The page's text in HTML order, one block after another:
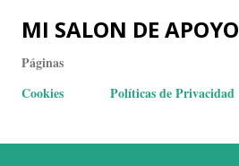
MI SALON DE APOYO
Páginas
Cookies
Políticas de Privacidad